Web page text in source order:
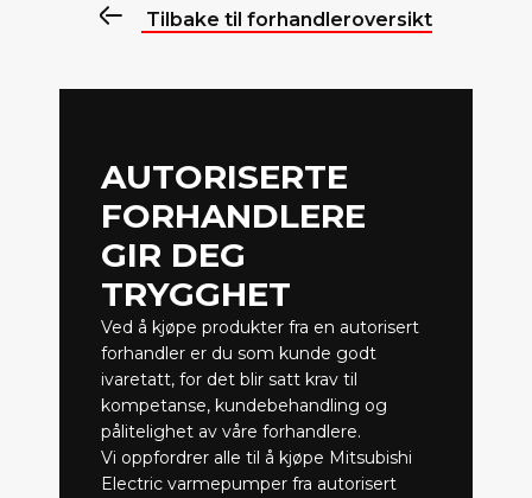
Tilbake til forhandleroversikt
AUTORISERTE
FORHANDLERE
GIR DEG
TRYGGHET
Ved å kjøpe produkter fra en autorisert
forhandler er du som kunde godt
ivaretatt, for det blir satt krav til
kompetanse, kundebehandling og
pålitelighet av våre forhandlere.
Vi oppfordrer alle til å kjøpe Mitsubishi
Electric varmepumper fra autorisert